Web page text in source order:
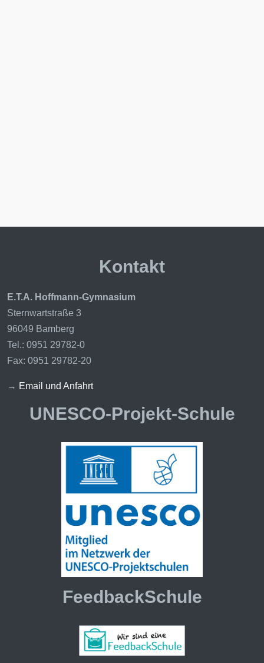
Kontakt
E.T.A. Hoffmann-Gymnasium
Sternwartstraße 3
96049 Bamberg
Tel.: 0951 29782-0
Fax: 0951 29782-20
→ Email und Anfahrt
UNESCO-Projekt-Schule
FeedbackSchule